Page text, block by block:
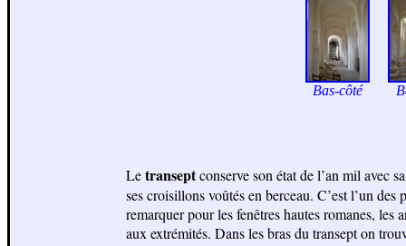
Bas-côté
Letranseptconserve son état de l’an mil avec
ses croisillons voûtés en berceau. C’est l’un
remarquer pour les fenêtres hautes romanes,
aux extrémités. Dans les bras du transept on